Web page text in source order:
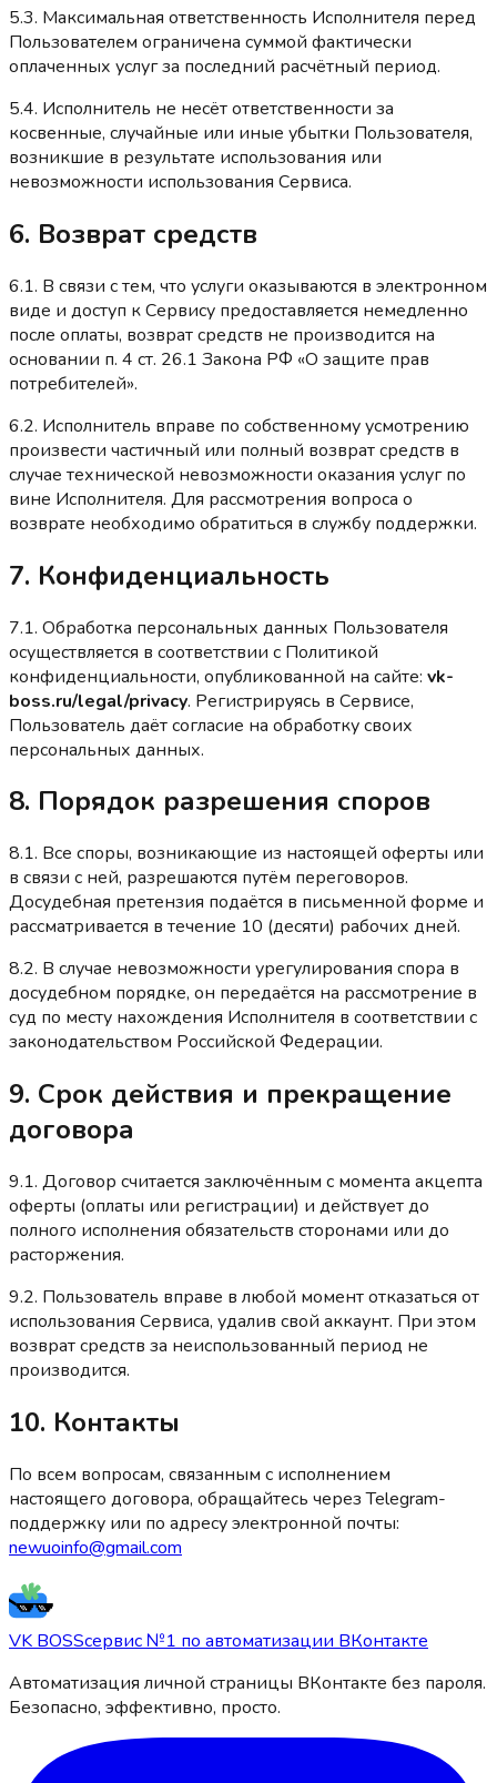
5.3. Максимальная ответственность Исполнителя перед
Пользователем ограничена суммой фактически
оплаченных услуг за последний расчётный период.
5.4. Исполнитель не несёт ответственности за
косвенные, случайные или иные убытки Пользователя,
возникшие в результате использования или
невозможности использования Сервиса.
6. Возврат средств
6.1. В связи с тем, что услуги оказываются в электронном
виде и доступ к Сервису предоставляется немедленно
после оплаты, возврат средств не производится на
основании п. 4 ст. 26.1 Закона РФ «О защите прав
потребителей».
6.2. Исполнитель вправе по собственному усмотрению
произвести частичный или полный возврат средств в
случае технической невозможности оказания услуг по
вине Исполнителя. Для рассмотрения вопроса о
возврате необходимо обратиться в службу поддержки.
7. Конфиденциальность
7.1. Обработка персональных данных Пользователя
осуществляется в соответствии с Политикой
конфиденциальности, опубликованной на сайте: vk-
boss.ru/legal/privacy. Регистрируясь в Сервисе,
Пользователь даёт согласие на обработку своих
персональных данных.
8. Порядок разрешения споров
8.1. Все споры, возникающие из настоящей оферты или
в связи с ней, разрешаются путём переговоров.
Досудебная претензия подаётся в письменной форме и
рассматривается в течение 10 (десяти) рабочих дней.
8.2. В случае невозможности урегулирования спора в
досудебном порядке, он передаётся на рассмотрение в
суд по месту нахождения Исполнителя в соответствии с
законодательством Российской Федерации.
9. Срок действия и прекращение
договора
9.1. Договор считается заключённым с момента акцепта
оферты (оплаты или регистрации) и действует до
полного исполнения обязательств сторонами или до
расторжения.
9.2. Пользователь вправе в любой момент отказаться от
использования Сервиса, удалив свой аккаунт. При этом
возврат средств за неиспользованный период не
производится.
10. Контакты
По всем вопросам, связанным с исполнением
настоящего договора, обращайтесь через Telegram-
поддержку или по адресу электронной почты:
newuoinfo@gmail.com
VK BOSSсервис №1 по автоматизации ВКонтакте
Автоматизация личной страницы ВКонтакте без пароля.
Безопасно, эффективно, просто.